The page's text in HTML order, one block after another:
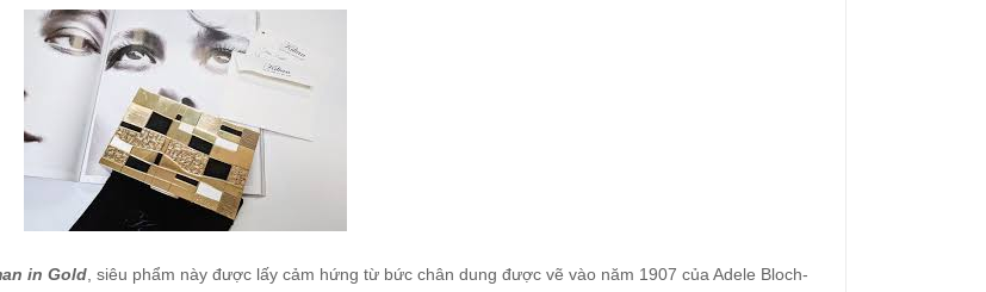
in Gold , siêu phẩm này được lấy cảm hứng từ bức chân dung được vẽ vào năm 1907 của Adele Bloch-